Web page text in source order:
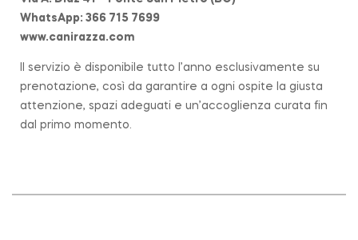
WhatsApp: 366 715 7699
www.canirazza.com
Il servizio è disponibile tutto l’anno esclusivamente su
prenotazione, così da garantire a ogni ospite la giusta
attenzione, spazi adeguati e un’accoglienza curata fin
dal primo momento.